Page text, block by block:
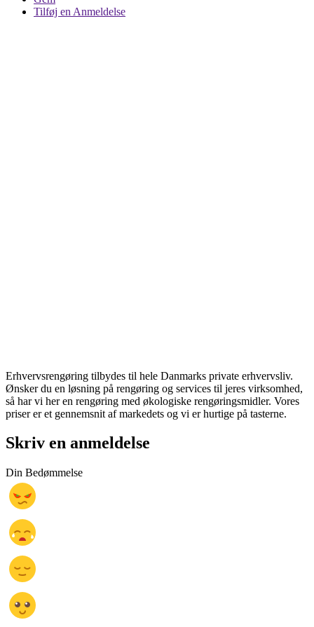
Tilføj en Anmeldelse
Erhvervsrengøring tilbydes til hele Danmarks private erhvervsliv.
Ønsker du en løsning på rengøring og services til jeres virksomhed,
så har vi her en rengøring med økologiske rengøringsmidler. Vores
priser er et gennemsnit af markedets og vi er hurtige på tasterne.
Skriv en anmeldelse
Din Bedømmelse